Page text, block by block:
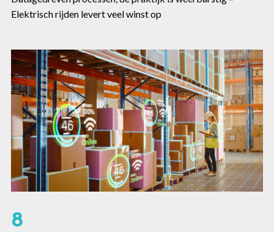
Elektrisch rijden levert veel winst op
8